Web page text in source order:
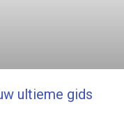
ultieme gids